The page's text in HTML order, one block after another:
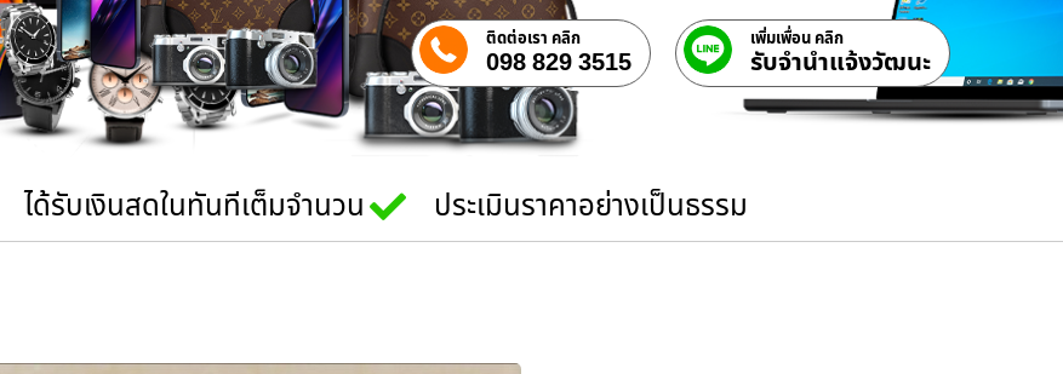
ติดต่อเรา คลิก
098 829 3515
เพิ่มเพื่อน คลิก
รับจํานําแจ้งวัฒนะ
ได้รับเงินสดในทันทีเต็มจำนวน ประเมินราคาอย่างเป็นธรรม